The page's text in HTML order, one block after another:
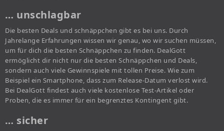
… unschlagbar
Die besten Deals und schnäppchen gibt es bei uns. Durch
Jahrelange Erfahrungen wissen wir genau, wo wir suchen müssen,
um für dich die besten Schnäppchen zu finden. DealGott
ermöglicht dir nicht nur die besten Schnäppchen und Deals,
sondern auch viele Gewinnspiele mit tollen Preise. Wie zum
Beispiel ein Smartphone, dass zum Release-Datum verlost wird.
Bei DealGott findest auch viele kostenlose Test-Artikel oder
Proben, die es immer für ein begrenztes Kontingent gibt.
… sicher